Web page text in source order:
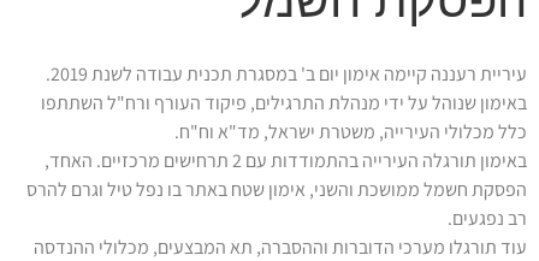
עיריית רעננה קיימה אימון יום ב' במסגרת תכנית עבודה לשנת 2019.
באימון שנוהל על ידי מנהלת התרגילים, פיקוד העורף ורח"ל השתתפו
כלל מכלולי העירייה, משטרת ישראל, מד"א וח"ח.
באימון תורגלה העירייה בהתמודדות עם 2 תרחישים מרכזיים. האחד,
הפסקת חשמל ממושכת והשני, אימון שטח באתר בו נפל טיל וגרם להרס
רב נפגעים.
עוד תורגלו מערכי הדוברות וההסברה, תא המבצעים, מכלולי ההנדסה